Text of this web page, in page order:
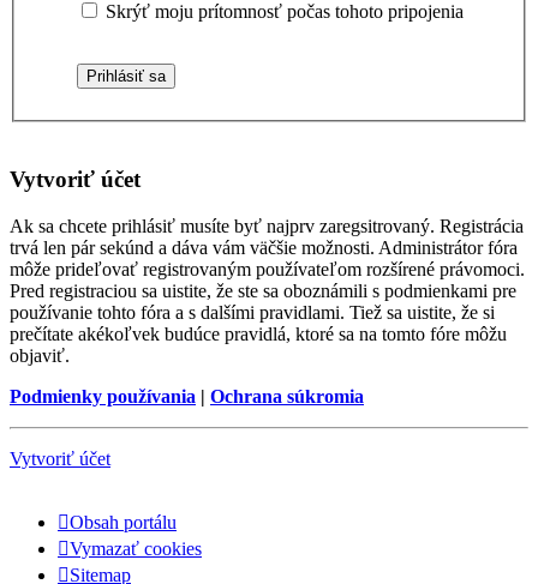
Skrýť moju prítomnosť počas tohoto pripojenia
Vytvoriť účet
Ak sa chcete prihlásiť musíte byť najprv zaregsitrovaný. Registrácia
trvá len pár sekúnd a dáva vám väčšie možnosti. Administrátor fóra
môže prideľovať registrovaným používateľom rozšírené právomoci.
Pred registraciou sa uistite, že ste sa oboznámili s podmienkami pre
používanie tohto fóra a s dalšími pravidlami. Tiež sa uistite, že si
prečítate akékoľvek budúce pravidlá, ktoré sa na tomto fóre môžu
objaviť.
Podmienky používania | Ochrana súkromia
Vytvoriť účet
Obsah portálu
Vymazať cookies
Sitemap